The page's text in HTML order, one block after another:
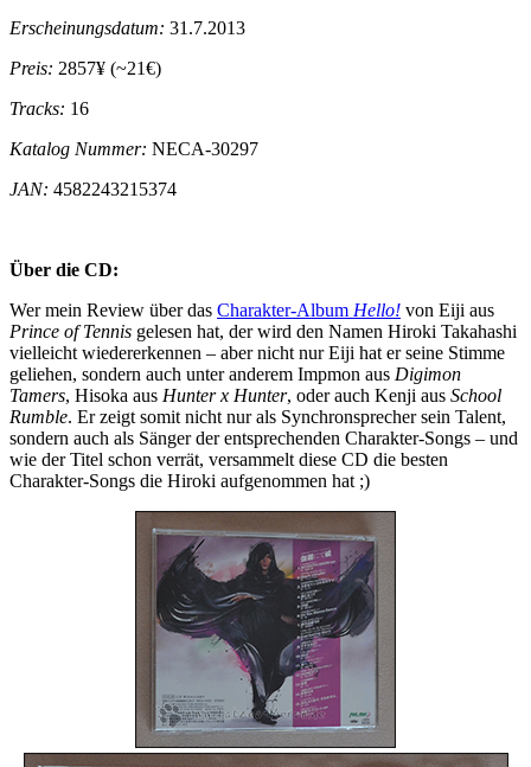
Erscheinungsdatum: 31.7.2013
Preis: 2857¥ (~21€)
Tracks: 16
Katalog Nummer: NECA-30297
JAN: 4582243215374
Über die CD:
Wer mein Review über das Charakter-Album Hello! von Eiji aus
Prince of Tennis gelesen hat, der wird den Namen Hiroki Takahashi
vielleicht wiedererkennen – aber nicht nur Eiji hat er seine Stimme
geliehen, sondern auch unter anderem Impmon aus Digimon
Tamers, Hisoka aus Hunter x Hunter, oder auch Kenji aus School
Rumble. Er zeigt somit nicht nur als Synchronsprecher sein Talent,
sondern auch als Sänger der entsprechenden Charakter-Songs – und
wie der Titel schon verrät, versammelt diese CD die besten
Charakter-Songs die Hiroki aufgenommen hat ;)